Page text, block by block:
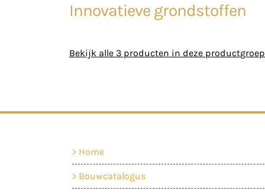
Innovatieve grondstoffen
Bekijk alle 3 producten in deze productgroep
Home
Bouwcatalogus